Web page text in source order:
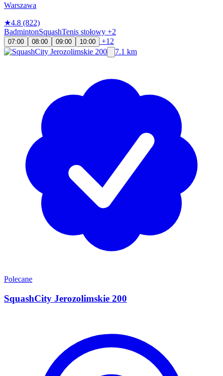
Warszawa
★4.8 (822)
BadmintonSquashTenis stołowy +2
07:00 08:00 09:00 10:00
+12
7.1 km
Polecane
SquashCity Jerozolimskie 200